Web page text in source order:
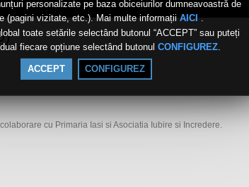
personalizate pe baza obiceiurilor dumneavoastră de
(pagini vizitate, etc.). Mai multe informații AICI .
toate setările selectând butonul “ACCEPT” sau puteți
fiecare opțiune selectând butonul CONFIGUREZ
ACCEPT CONFIGUREZ
cu Primaria Iasi si Asociatia Iubire si Incredere.